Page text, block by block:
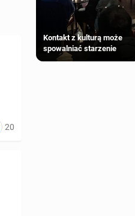
20
Kontakt z kulturą może
spowalniać starzenie